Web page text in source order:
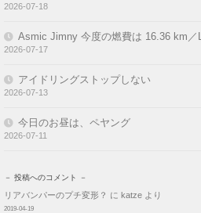
2026-07-18
Asmic Jimny 今度の燃費は 16.36 km／L
2026-07-17
アイドリングストップしない
2026-07-13
今日のお昼は、ペヤング
2026-07-11
－ 投稿へのコメント －
リアバンパーのプチ変形？ に katze より
2019-04-19